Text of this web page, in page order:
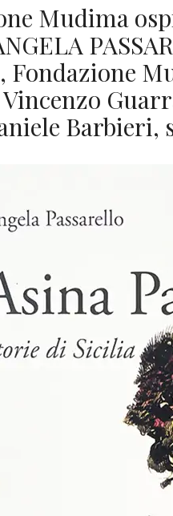
Mudima
Fondazione
Barbieri,